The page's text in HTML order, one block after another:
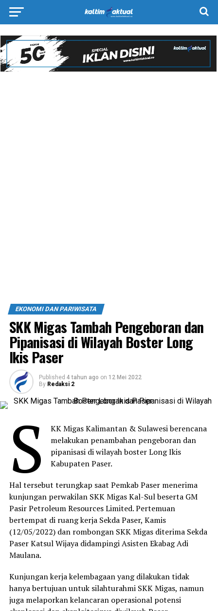
EKONOMI DAN PARIWISATA
SKK Migas Tambah Pengeboran dan
Pipanisasi di Wilayah Boster Long
Ikis Paser
Published 4 tahun ago on 12 Mei 2022
By Redaksi 2
S
KK Migas Kalimantan & Sulawesi berencana
melakukan penambahan pengeboran dan
pipanisasi di wilayah boster Long Ikis
Kabupaten Paser.
Hal tersebut terungkap saat Pemkab Paser menerima
kunjungan perwakilan SKK Migas Kal-Sul beserta GM
Pasir Petroleum Resources Limited. Pertemuan
bertempat di ruang kerja Sekda Paser, Kamis
(12/05/2022) dan rombongan SKK Migas diterima Sekda
Paser Katsul Wijaya didampingi Asisten Ekabag Adi
Maulana.
Kunjungan kerja kelembagaan yang dilakukan tidak
hanya bertujuan untuk silahturahmi SKK Migas, namun
juga melaporkan kelancaran operasional potensi